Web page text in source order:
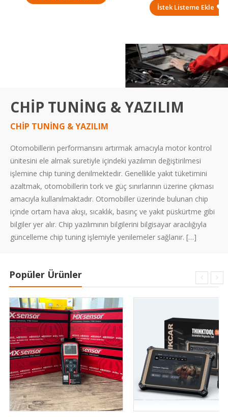
İstek Listeme Ekle
CHİP TUNİNG & YAZILIM
CHİP TUNİNG & YAZILIM
Otomobillerin performansını artırmak amacıyla motor kontrol
ünitesini ele almak suretiyle içindeki yazılımın değiştirilmesi
işlemine chip tuning denilmektedir. Genellikle yakıt tüketimini
azaltmak, otomobillerin tork ve güç sınırlarının üzerine çıkması
amacıyla kullanılmaktadır. Otomobiller üzerinde bulunan chip
içinde ortam hava akışı, sıcaklık, basınç ve yakıt püskürtme gibi
bilgiler yer alır. Chip yazılımının bilgilerini bilgisayar aracılığıyla
güncelleme chip tuning işlemiyle yenilemeler sağlanır. […]
Popüler Ürünler